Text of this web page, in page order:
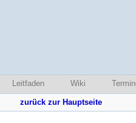
Leitfaden Wiki
zurück zur Hauptseite